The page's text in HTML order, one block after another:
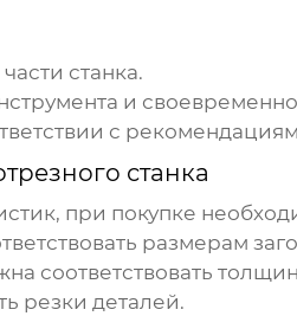
станка.
и
с
станка
при покупке
размерам
соответствовать
резки деталей.